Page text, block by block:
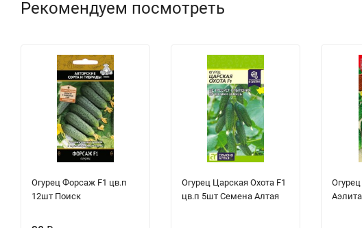
Рекомендуем посмотреть
Огурец Форсаж F1 цв.п
12шт Поиск
Огурец Царская Охота F1
цв.п 5шт Семена Алтая
Аэлита